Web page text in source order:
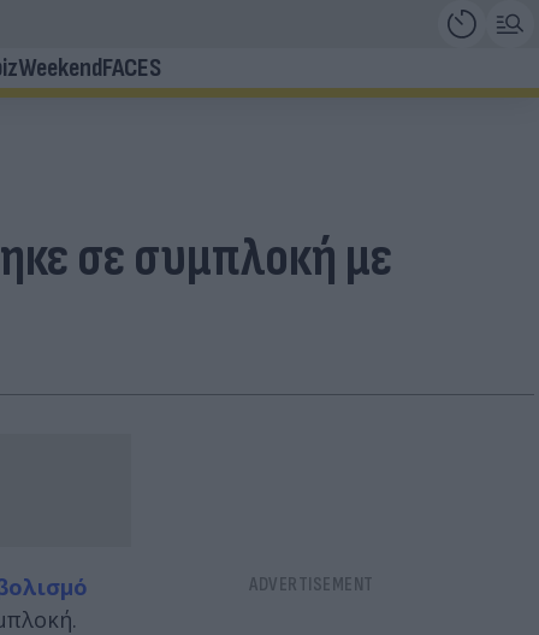
WeekendFACES
σε συμπλοκή με